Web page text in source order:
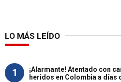
LO MÁS LEÍDO
1
¡Alarmante! Atentado con
heridos en Colombia a días